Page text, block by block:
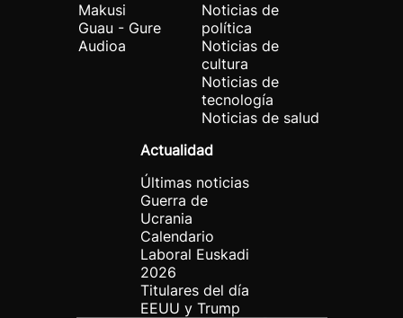
Makusi
Guau - Gure
Audioa
Noticias de
política
Noticias de
cultura
Noticias de
tecnología
Noticias de salud
Actualidad
Últimas noticias
Guerra de
Ucrania
Calendario
Laboral Euskadi
2026
Titulares del día
EEUU y Trump